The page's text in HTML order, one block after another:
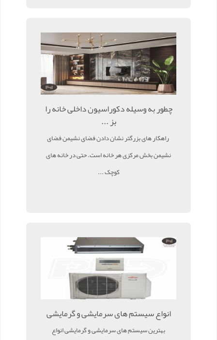
چطور به وسیله دکوراسیون داخلی خانه را
بز ...
راهکار های بزرگتر نشان دادن فضای نشیمن فضای
نشیمن بخش مرکزی هر خانه است. حتی در خانه های
کوچک ...
انواع سیستم های سرمایشی و گرمایشی
بهترین سیستم های سرمایشی و گرمایشی انواع